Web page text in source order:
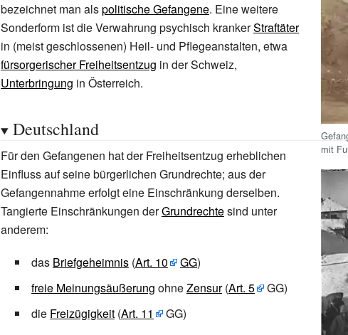
mit
bezeichnet man alspolitische Gefangene. Eine weitere
Sonderform ist die Verwahrung psychisch krankerStraftäter
in (meist geschlossenen) Heil- und Pflegeanstalten, etwa
fürsorgerischer Freiheitsentzug in der Schweiz,
Unterbringung in Österreich.
Deutschland
Für den Gefangenen hat der Freiheitsentzug erheblichen
Einfluss auf seine bürgerlichen Grundrechte; aus der
Gefangennahme erfolgt eine Einschränkung derselben.
Tangierte Einschränkungen derGrundrechtesind unter
anderem:
das Briefgeheimnis (Art. 10 GG)
freie Meinungsäußerung ohneZensur(Art. 5
GG)
die Freizügigkeit (Art. 11
GG)